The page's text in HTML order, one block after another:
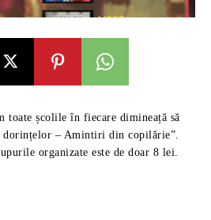
toate școlile în fiecare dimineață să
dorințelor – Amintiri din copilărie”.
organizate este de doar 8 lei.